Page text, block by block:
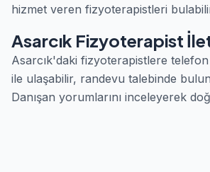
hizmet veren fizyoterapistleri
Asarcık Fizyoterapist
Asarcık'daki fizyoterapistlere
ile ulaşabilir, randevu talebinde
Danışan yorumlarını inceleyerek